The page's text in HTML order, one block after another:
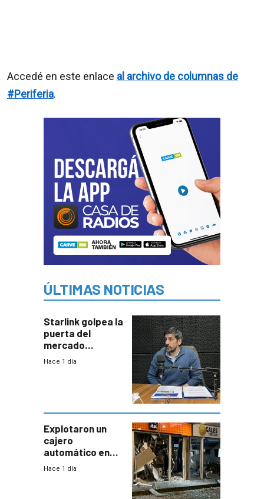
Accedé en este enlace al archivo de columnas de
#Periferia.
ÚLTIMAS NOTICIAS
Starlink golpea la
puerta del
mercado
uruguayo y Antel
con mayor
miedo”
Hace 1 día
Explotaron un
cajero
automático en
Parque Miramar;
Hace 1 día